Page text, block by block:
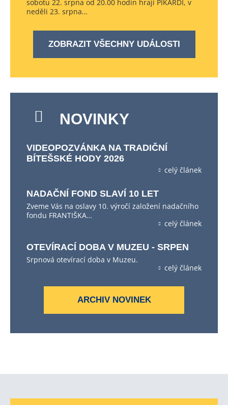
sobotu 22. srpna od 20.00 hodin hrají PIKARDI, v
neděli 23. srpna…
ZOBRAZIT VŠECHNY UDÁLOSTI
NOVINKY
VIDEOPOZVÁNKA NA TRADIČNÍ
BÍTEŠSKÉ HODY 2026
celý článek
NADAČNÍ FOND SLAVÍ 10 LET
Zveme Vás na oslavy 10. výročí založení nadačního
fondu FRANTIŠKA…
celý článek
OTEVÍRACÍ DOBA V MUZEU - SRPEN
Srpnová otevírací doba v Muzeu.
celý článek
ARCHIV NOVINEK